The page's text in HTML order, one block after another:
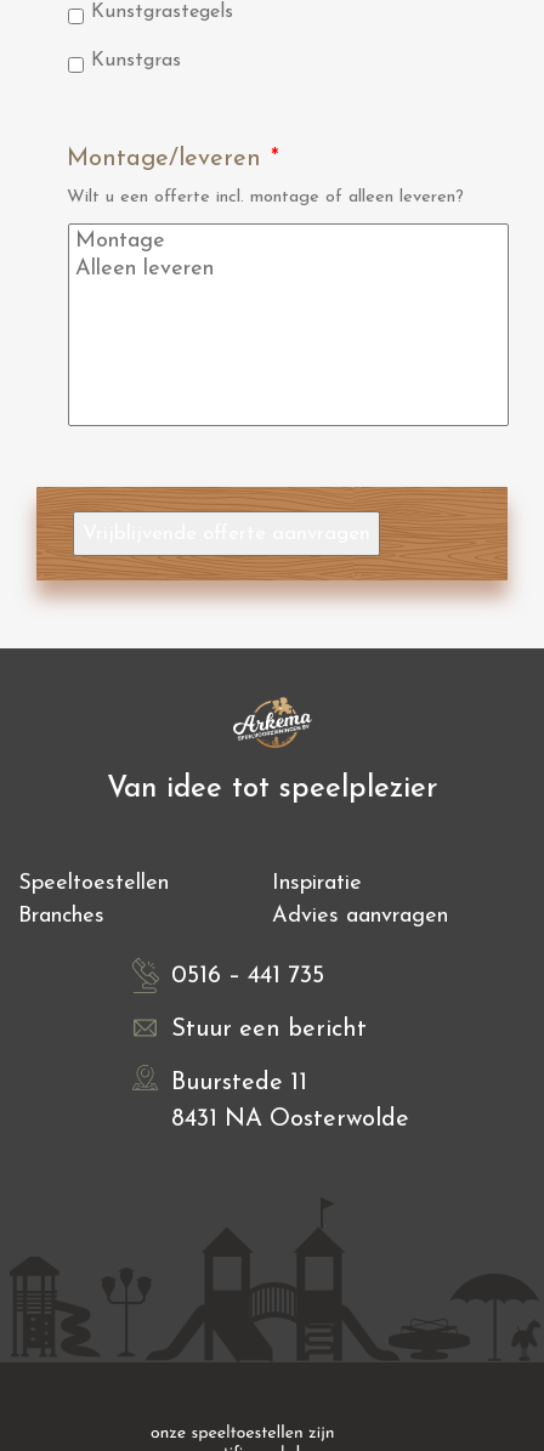
Kunstgrastegels
Kunstgras
Montage/leveren *
Wilt u een offerte incl. montage of alleen leveren?
Van idee tot speelplezier
Speeltoestellen
Inspiratie
Branches
Advies aanvragen
0516 – 441 735
Stuur een bericht
Buurstede 11
8431 NA Oosterwolde